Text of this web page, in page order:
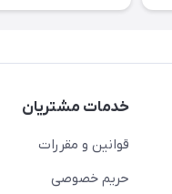
خدمات مشتریان
قوانین و مقررات
حریم خصوصی